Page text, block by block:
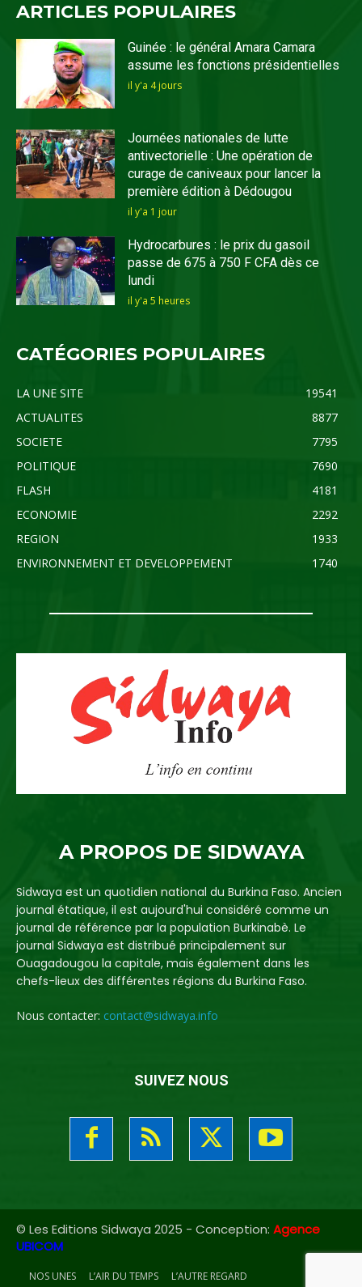
ARTICLES POPULAIRES
Guinée : le général Amara Camara
assume les fonctions présidentielles
il y'a 4 jours
Journées nationales de lutte
antivectorielle : Une opération de
curage de caniveaux pour lancer la
première édition à Dédougou
il y'a 1 jour
Hydrocarbures : le prix du gasoil
passe de 675 à 750 F CFA dès ce
lundi
il y'a 5 heures
CATÉGORIES POPULAIRES
LA UNE SITE
19541
ACTUALITES
8877
SOCIETE
7795
POLITIQUE
7690
FLASH
4181
ECONOMIE
2292
REGION
1933
ENVIRONNEMENT ET DEVELOPPEMENT
1740
A PROPOS DE SIDWAYA
Sidwaya est un quotidien national du Burkina Faso. Ancien
journal étatique, il est aujourd'hui considéré comme un
journal de référence par la population Burkinabè. Le
journal Sidwaya est distribué principalement sur
Ouagadougou la capitale, mais également dans les
chefs-lieux des différentes régions du Burkina Faso.
Nous contacter: contact@sidwaya.info
SUIVEZ NOUS
© Les Editions Sidwaya 2025 - Conception: Agence
UBICOM
NOS UNES L’AIR DU TEMPS
L’AUTRE REGARD